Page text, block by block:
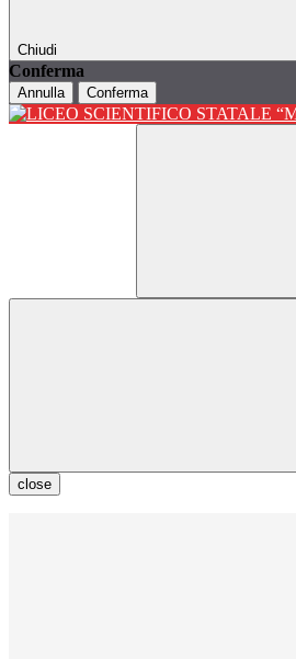
Chiudi
Conferma
Annulla Conferma
close